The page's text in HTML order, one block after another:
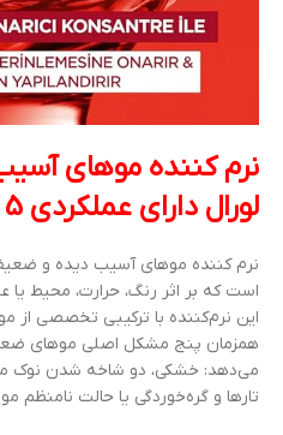
نرم کننده موهای
لورال دارای عملکردی 5 گانه
نرم کننده موهای آسیب دیده و
است که بر اثر رنگ، حرارت، محیط یا
این نرم‌کننده با ترکیبی تخصصی از
همزمان پنج مشکل اصلی موهای
می‌دهد: خشکی، دو شاخه شدن نوک
تارها و گره‌خوردگی یا حالت نامنظم مو.